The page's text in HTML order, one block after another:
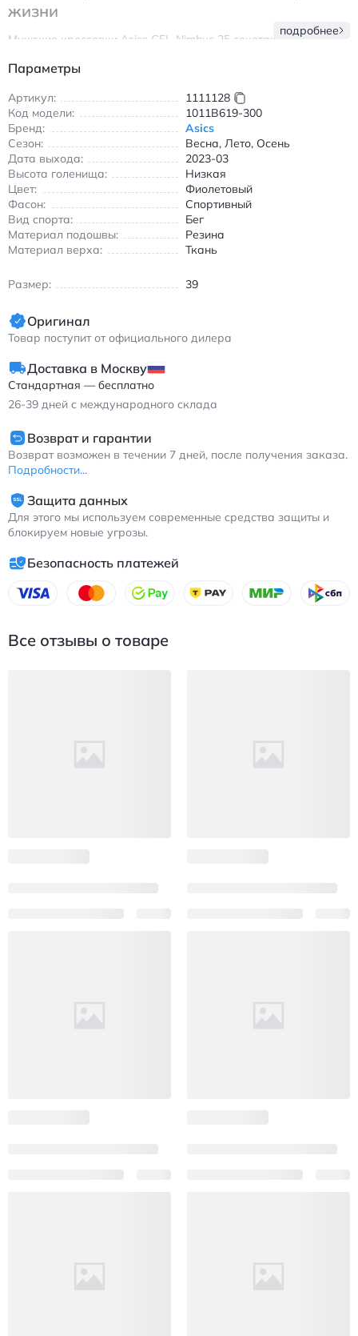
жизни
Мужские кроссовки Asics GEL-Nimbus 25 сочетают передовые
максимального комфорта во время бега и повседневной
перфорацией, обеспечивающей оптимальную вентиляцию
стопы даже в жаркую погоду. Прочная резиновая подошва
AHAR+ гарантирует износостойкость на асфальте и беговых
дорожках, а система FF BLAST+ и GEL-технология в средней
части создают плавный переход при каждом шаге.
Кроссовки идеально подходят для тренировок на улице,
пробежек по парку или прогулок в городе. Низкий профиль
обеспечивает естественную посадку, а эргономичная форма
поддерживает стопу без лишнего давления. Фиолетовый цвет
придает модели современный вид, легко сочетаясь с
Особенности:
Амортизирующая средняя подошва FF BLAST+
Износостойкая резиновая подошва AHAR+
Система GEL для поглощения ударных нагрузок
Asics GEL-Nimbus 25 мужские кроссовки для бега с
амортизацией и дышащими вставками фиолетового цвета
подробнее
Параметры
Артикул:
1111128
Код модели:
1011B619-300
Бренд:
Asics
Сезон:
Весна, Лето, Осень
Дата выхода:
2023-03
Высота голенища:
Низкая
Цвет:
Фиолетовый
Фасон:
Спортивный
Вид спорта:
Бег
Материал подошвы:
Резина
Материал верха:
Ткань
Размер: 39
Оригинал
Товар поступит от официального дилера
Доставка в Москву
Стандартная — бесплатно
26-39 дней с международного склада
Возврат и гарантии
Возврат возможен в течении 7 дней, после получения заказа.
Подробности...
Защита данных
Для этого мы используем современные средства защиты и
блокируем новые угрозы.
Безопасность платежей
Все отзывы о товаре